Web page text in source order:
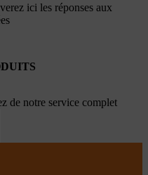
ici les réponses aux
de notre service complet